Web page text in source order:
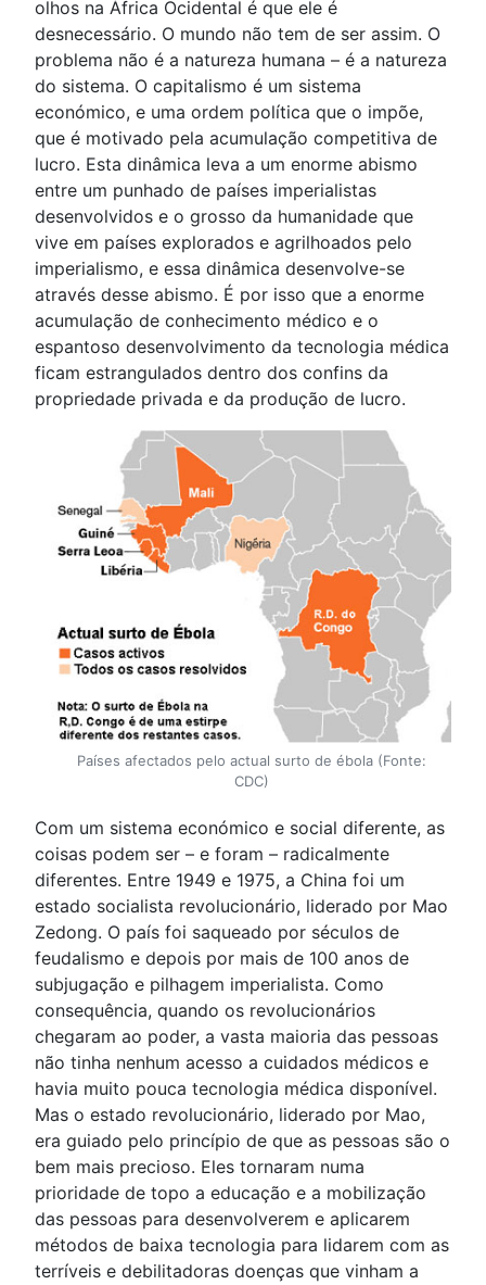
olhos na África Ocidental é que ele é
desnecessário. O mundo não tem de ser assim. O
problema não é a natureza humana – é a natureza
do sistema. O capitalismo é um sistema
económico, e uma ordem política que o impõe,
que é motivado pela acumulação competitiva de
lucro. Esta dinâmica leva a um enorme abismo
entre um punhado de países imperialistas
desenvolvidos e o grosso da humanidade que
vive em países explorados e agrilhoados pelo
imperialismo, e essa dinâmica desenvolve-se
através desse abismo. É por isso que a enorme
acumulação de conhecimento médico e o
espantoso desenvolvimento da tecnologia médica
ficam estrangulados dentro dos confins da
propriedade privada e da produção de lucro.
Países afectados pelo actual surto de ébola (Fonte:
CDC)
Com um sistema económico e social diferente, as
coisas podem ser – e foram – radicalmente
diferentes. Entre 1949 e 1975, a China foi um
estado socialista revolucionário, liderado por Mao
Zedong. O país foi saqueado por séculos de
feudalismo e depois por mais de 100 anos de
subjugação e pilhagem imperialista. Como
consequência, quando os revolucionários
chegaram ao poder, a vasta maioria das pessoas
não tinha nenhum acesso a cuidados médicos e
havia muito pouca tecnologia médica disponível.
Mas o estado revolucionário, liderado por Mao,
era guiado pelo princípio de que as pessoas são o
bem mais precioso. Eles tornaram numa
prioridade de topo a educação e a mobilização
das pessoas para desenvolverem e aplicarem
métodos de baixa tecnologia para lidarem com as
terríveis e debilitadoras doenças que vinham a